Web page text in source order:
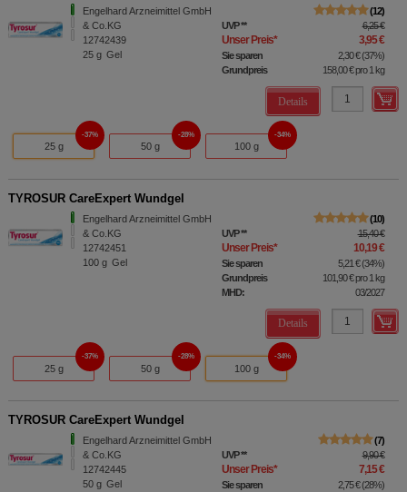
Engelhard Arzneimittel GmbH
& Co.KG
12742439
25 g Gel
12
UVP** 6,25 €
Unser Preis* 3,95 €
Sie sparen 2,30 €(37%)
Grundpreis
158,00 €pro 1 kg
Details
25 g
37%
50 g
28%
100 g
34%
TYROSUR CareExpert Wundgel
Engelhard Arzneimittel GmbH
& Co.KG
12742451
100 g Gel
10
UVP** 15,40 €
Unser Preis* 10,19 €
Sie sparen 5,21 €(34%)
Grundpreis
101,90 €pro 1 kg
MHD:
03/2027
Details
25 g
37%
50 g
28%
100 g
34%
TYROSUR CareExpert Wundgel
Engelhard Arzneimittel GmbH
& Co.KG
12742445
50 g Gel
7
UVP** 9,90 €
Unser Preis* 7,15 €
Sie sparen 2,75 €(28%)